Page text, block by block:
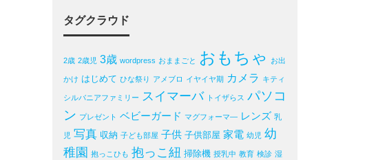
タグクラウド
2歳 2歳児 3歳 wordpress おままごと おもちゃ お出
かけ はじめて ひな祭り アメブロ イヤイヤ期 カメラ キティ
シルバニアファミリー スイマーバ トイザらス パソコ
ン プレゼント ベビーガード マグフォーマ― レンズ 乳
児 写真 収納 子ども部屋 子供 子供部屋 家電 幼児 幼
稚園 抱っこひも 抱っこ紐 掃除機 授乳中 教育 検診 湿